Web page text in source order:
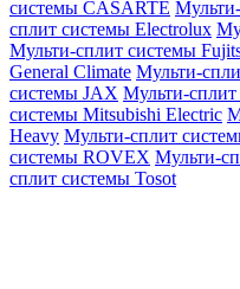
системы CASARTE
сплит системы Electrolux
Мульти-сплит системы
General Climate Мульти-
системы JAX Мульти-
системы Mitsubishi Electric
Heavy Мульти-сплит
системы ROVEX Мульти-
сплит системы Tosot